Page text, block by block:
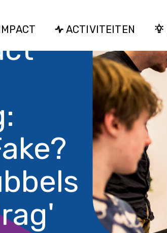
ACTIVITEITEN
Search